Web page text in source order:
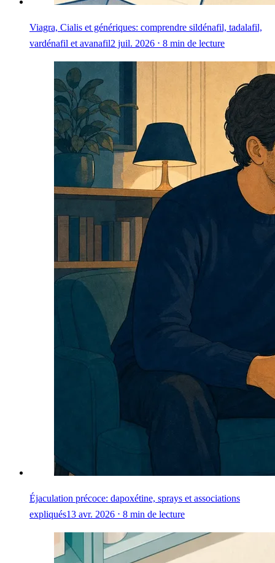
Viagra, Cialis et génériques: comprendre sildénafil, tadalafil,
vardénafil et avanafil2 juil. 2026 ⋅ 8 min de lecture
Éjaculation précoce: dapoxétine, sprays et associations
expliqués13 avr. 2026 ⋅ 8 min de lecture